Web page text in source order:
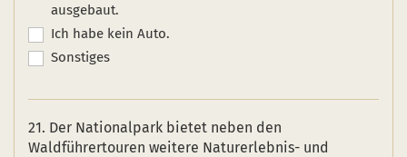
ausgebaut.
Ich habe kein Auto.
Sonstiges
21. Der Nationalpark bietet neben den
Waldführertouren weitere Naturerlebnis- und